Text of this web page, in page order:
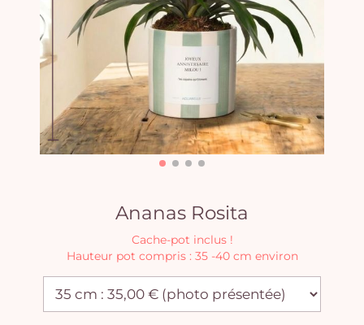
Ananas Rosita
Cache-pot inclus !
Hauteur pot compris : 35 -40 cm environ